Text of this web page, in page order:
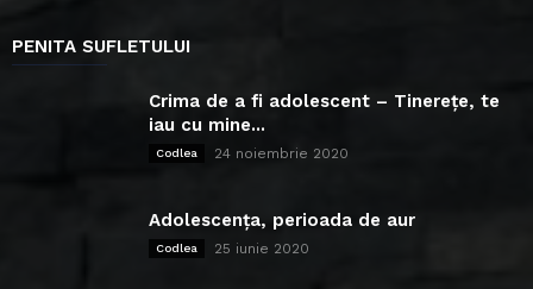
PENITA SUFLETULUI
Crima de a fi adolescent – Tinerețe, te
iau cu mine...
Codlea 24 noiembrie 2020
Adolescența, perioada de aur
Codlea 25 iunie 2020